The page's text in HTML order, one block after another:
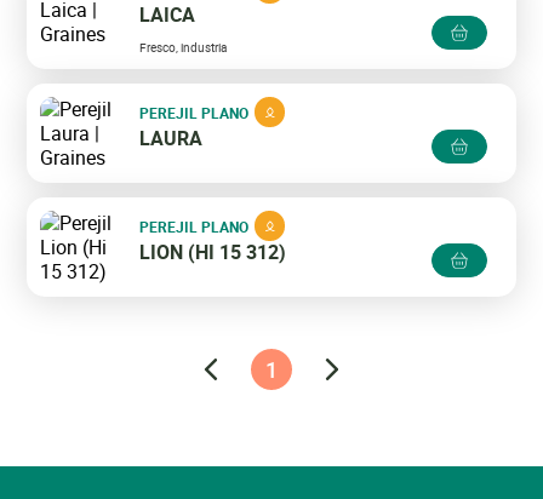
LAICA
Fresco, industria
PEREJIL PLANO
LAURA
PEREJIL PLANO
LION (HI 15 312)
1